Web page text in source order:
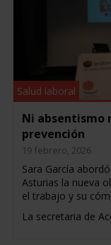
Salud laboral
Ni absentismo
prevención
19 febrero, 2026
Sara García
Asturias la nueva
el trabajo y su
La secretaria de